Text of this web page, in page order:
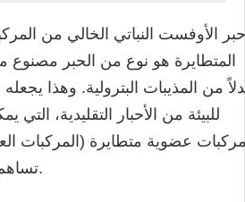
حبر الأوفست النباتي الخالي من
المتطايرة هو نوع من الحبر مصنوع
من المذيبات البترولية. وهذا
للبيئة من الأحبار التقليدية، التي
عضوية متطايرة (المركبات
تساهم في تلوث الهواء.